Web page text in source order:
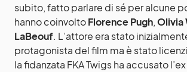
subito, fatto parlare di sé per alcune
hanno coinvoltoFlorence Pugh,Olivia
LaBeouf. L’attore era stato
protagonista del film ma è stato
la fidanzata FKA Twigs ha accusato